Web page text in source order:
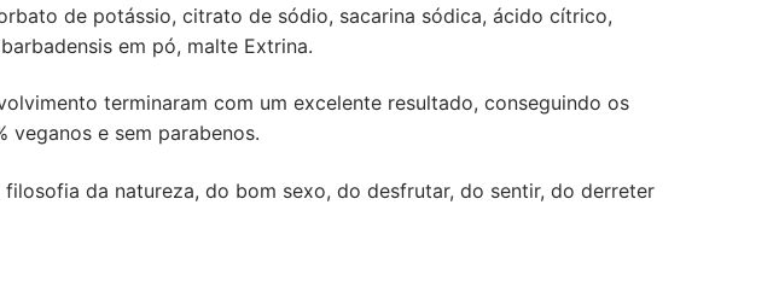
de potássio, citrato de sódio, sacarina sódica, ácido cítrico,
em pó, malte Extrina.
terminaram com um excelente resultado, conseguindo os
veganos e sem parabenos.
da natureza, do bom sexo, do desfrutar, do sentir, do derreter